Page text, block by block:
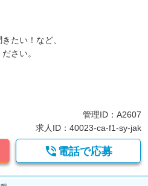
たい！など、
さい。
管理ID：A2607
求人ID：40023-ca-f1-sy-jak
 電話で応募